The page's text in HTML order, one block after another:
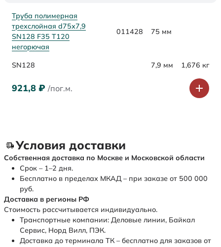
Труба полимерная
трехслойная d75х7,9
SN128 F35 Т120
негорючая
011428 75 мм
SN128 7,9 мм 1,676 кг
921,8 ₽ /пог.м.
Условия доставки
Собственная доставка по Москве и Московской области
Срок – 1–2 дня.
Бесплатно в пределах МКАД – при заказе от 500 000
руб.
Доставка в регионы РФ
Стоимость рассчитывается индивидуально.
Транспортные компании: Деловые линии, Байкал
Сервис, Норд Вилл, ПЭК.
Доставка до терминала ТК – бесплатно для заказов от